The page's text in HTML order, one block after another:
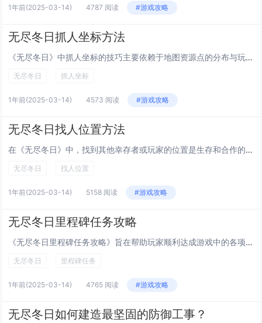
1年前(2025-03-14) 4787 阅读 #游戏攻略
无尽冬日抓人坐标方法
《无尽冬日》中抓人坐标的技巧主要依赖于地图资源点的分布与玩家间的策略配合。游戏内可通过观察雪地脚印追踪敌人，利用高地视野优势提前埋伏，或借助天气效果隐蔽行动。在确定目标位置后，合理规划路径，避免暴露自己行踪。熟悉各个资源点结构布局，掌握快速...
无尽冬日 抓人坐标
1年前(2025-03-14) 4573 阅读 #游戏攻略
无尽冬日找人位置方法
在《无尽冬日》中，找到其他幸存者或玩家的位置是生存和合作的关键。可以通过以下方法定位：1) 观察游戏地图上的标记或信号，留意其他玩家留下的线索；2) 倾听环境音效，如脚步声、枪声或其他互动声音；3) 利用无线电通信设备发送和接收求救信号；4...
无尽冬日 找人位置
1年前(2025-03-14) 5158 阅读 #游戏攻略
无尽冬日里程碑任务攻略
《无尽冬日里程碑任务攻略》旨在帮助玩家顺利达成游戏中的各项里程碑目标。攻略详细解析了每个里程碑的任务要求与奖励，提供高效完成任务的策略。玩家需注重资源管理，合理分配体力与道具，同时优化角色技能树以应对不同挑战。团队协作在高难度任务中至关重要...
无尽冬日 里程碑任务
1年前(2025-03-14) 4765 阅读 #游戏攻略
无尽冬日如何建造最坚固的防御工事？